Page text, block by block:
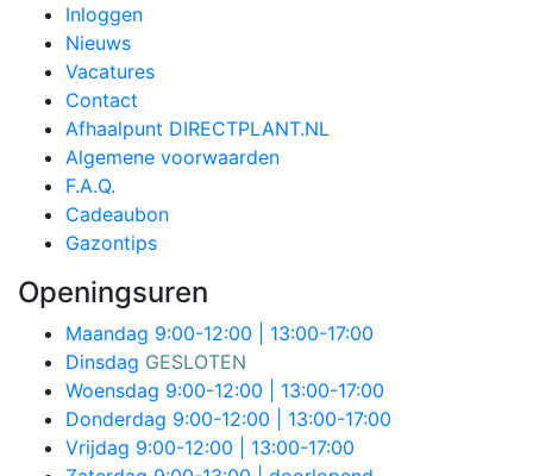
Inloggen
Nieuws
Vacatures
Contact
Afhaalpunt DIRECTPLANT.NL
Algemene voorwaarden
F.A.Q.
Cadeaubon
Gazontips
Openingsuren
Maandag 9:00-12:00 | 13:00-17:00
Dinsdag GESLOTEN
Woensdag 9:00-12:00 | 13:00-17:00
Donderdag 9:00-12:00 | 13:00-17:00
Vrijdag 9:00-12:00 | 13:00-17:00